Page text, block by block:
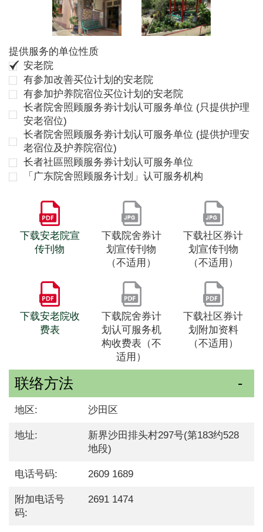
提供服务的单位性质
安老院
有参加改善买位计划的安老院
有参加护养院宿位买位计划的安老院
长者院舍照顾服务劵计划认可服务单位 (只提供护理
安老宿位)
长者院舍照顾服务劵计划认可服务单位 (提供护理安
老宿位及护养院宿位)
长者社區照顾服务券计划认可服务单位
「广东院舍照顾服务计划」认可服务机构
下载安老院宣
传刊物
下载院舍券计
划宣传刊物
（不适用）
下载社区券计
划宣传刊物
（不适用）
下载安老院收
费表
下载院舍券计
划认可服务机
构收费表（不
适用）
下载社区券计
划附加资料
（不适用）
联络方法
地区: 沙田区
地址:
新界沙田排头村297号(第183约528
地段)
电话号码: 2609 1689
附加电话号
码:
2691 1474